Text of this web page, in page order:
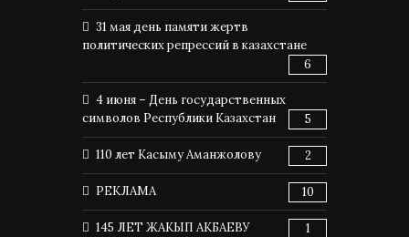
31 мая день памяти жертв
политических репрессий в казахстане
6
4 июня – День государственных
символов Республики Казахстан
5
110 лет Касыму Аманжолову 2
РЕКЛАМА 10
145 ЛЕТ ЖАКЫП АКБАЕВУ 1